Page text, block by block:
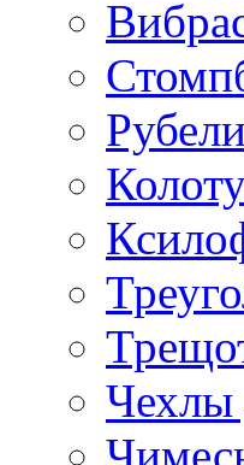
Рубели
Чехлы